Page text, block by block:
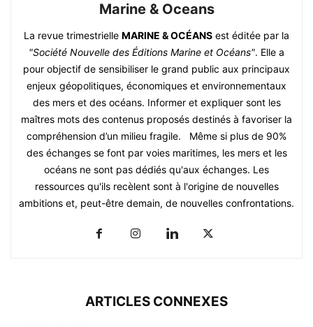
Marine & Oceans
La revue trimestrielle MARINE & OCÉANS est éditée par la
"Société Nouvelle des Éditions Marine et Océans". Elle a
pour objectif de sensibiliser le grand public aux principaux
enjeux géopolitiques, économiques et environnementaux
des mers et des océans. Informer et expliquer sont les
maîtres mots des contenus proposés destinés à favoriser la
compréhension d’un milieu fragile. Même si plus de 90%
des échanges se font par voies maritimes, les mers et les
océans ne sont pas dédiés qu'aux échanges. Les
ressources qu'ils recèlent sont à l'origine de nouvelles
ambitions et, peut-être demain, de nouvelles confrontations.
ARTICLES CONNEXES